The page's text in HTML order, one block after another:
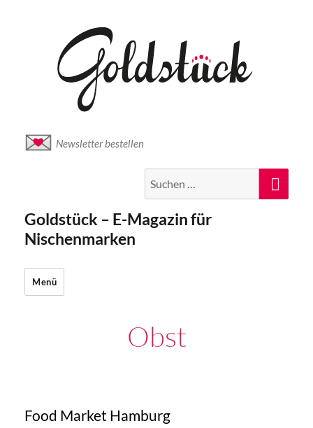
Newsletter bestellen
nach:
Goldstück – E-Magazin für
Nischenmarken
Menü
Obst
Food Market Hamburg